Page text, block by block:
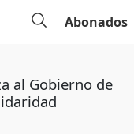
Abonados
al Gobierno de